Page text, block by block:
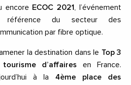
encore ECOC 2021
, l’événement
référence du secteur des
par fibre optique.
la destination dans le Top 3
d’affaires en France.
à la 4ème place des